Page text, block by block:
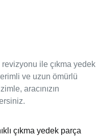
ile çıkma yedek
ve uzun ömürlü
aracınızın
çıkma yedek parça